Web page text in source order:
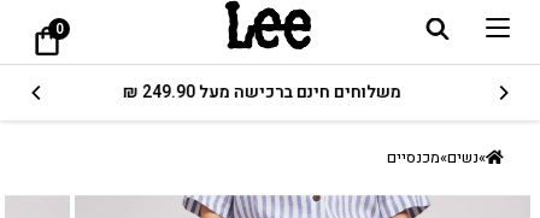
0
משלוחים חינם ברכישה מעל 249.90 ₪
»נשים»מכנסיים